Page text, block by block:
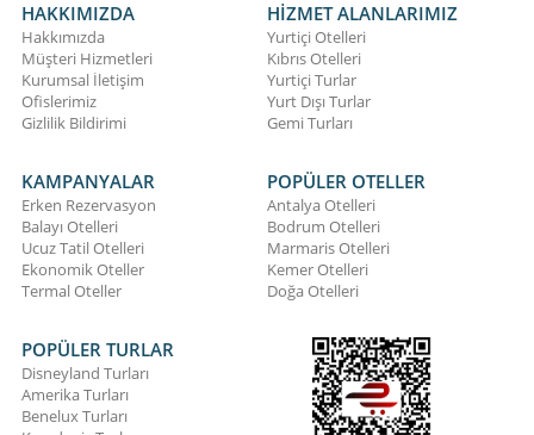
HAKKIMIZDA
Hakkımızda
Müşteri Hizmetleri
Kurumsal İletişim
Ofislerimiz
Gizlilik Bildirimi
HİZMET ALANLARIMIZ
Yurtiçi Otelleri
Kıbrıs Otelleri
Yurtiçi Turlar
Yurt Dışı Turlar
Gemi Turları
KAMPANYALAR
Erken Rezervasyon
Balayı Otelleri
Ucuz Tatil Otelleri
Ekonomik Oteller
Termal Oteller
POPÜLER OTELLER
Antalya Otelleri
Bodrum Otelleri
Marmaris Otelleri
Kemer Otelleri
Doğa Otelleri
POPÜLER TURLAR
Disneyland Turları
Amerika Turları
Benelux Turları